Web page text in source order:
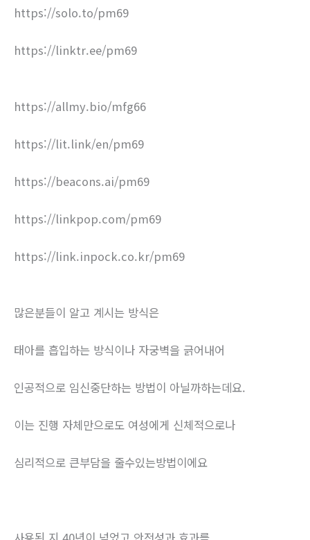
https://solo.to/pm69
https://linktr.ee/pm69
https://allmy.bio/mfg66
https://lit.link/en/pm69
https://beacons.ai/pm69
https://linkpop.com/pm69
https://link.inpock.co.kr/pm69
많은분들이 알고 계시는 방식은
태아를 흡입하는 방식이나 자궁벽을 긁어내어
인공적으로 임신중단하는 방법이 아닐까하는데요.
이는 진행 자체만으로도 여성에게 신체적으로나
심리적으로 큰부담을 줄수있는방법이에요